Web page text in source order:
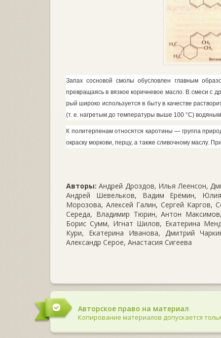
Запах сосновой смолы обусловлен главным
превращаясь в вязкое коричневое масло. В смеси с
рый широко используется в быту в ка­честве
(т. е. нагретым до температуры выше 100 °С)
К политерпенам относятся кароти­ны — группа
окраску морко­ви, перцу, а также сливочному маслу.
Авторы: Андрей Дроздов, Илья Леенсон,
Андрей Шевельков, Вадим Ерёмин,
Морозова, Алексей Галин, Сергей Каргов,
Середа, Владимир Тюрин, Антон
Борис Сумм, Игнат Шилов, Екатерина
Кури, Екатерина Иванова, Дмитрий
Александр Серое, Анастасия Сигеева
Авторское право на материал
Копирование материалов допускается